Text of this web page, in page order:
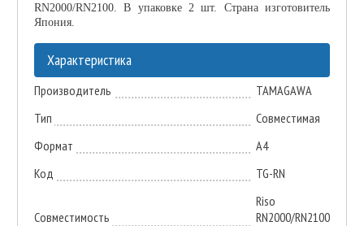
RN2000/RN2100. В упаковке 2 шт. Страна изготовитель
Япония.
Характеристика
Производитель
TAMAGAWA
Тип
Совместимая
Формат
A4
Код
TG-RN
Совместимость
Riso
RN2000/RN2100